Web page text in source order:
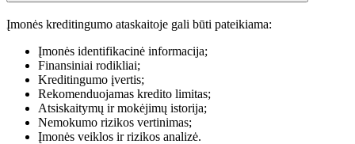
Įmonės kreditingumo ataskaitoje gali būti pateikiama:
Įmonės identifikacinė informacija;
Finansiniai rodikliai;
Kreditingumo įvertis;
Rekomenduojamas kredito limitas;
Atsiskaitymų ir mokėjimų istorija;
Nemokumo rizikos vertinimas;
Įmonės veiklos ir rizikos analizė.